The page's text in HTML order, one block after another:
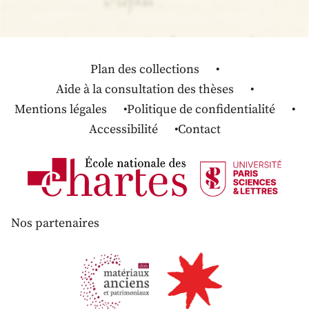
Plan des collections
Aide à la consultation des thèses
Mentions légales
Politique de confidentialité
Accessibilité
Contact
Nos partenaires